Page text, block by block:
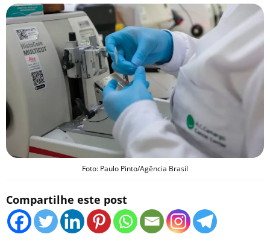
Foto: Paulo Pinto/Agência Brasil
Compartilhe este post